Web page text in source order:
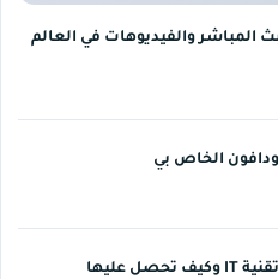
المباشر والفيديوهات في العالم
الخاص بي